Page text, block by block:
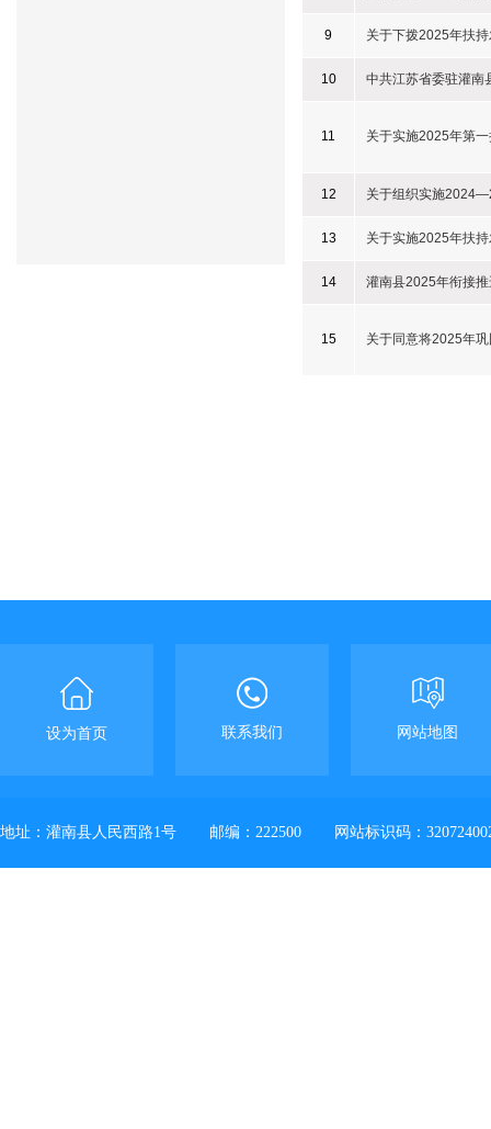
9 关于下拨2025年扶
10 中共江苏省委驻灌南
11 关于实施2025年第
12 关于组织实施
13 关于实施2025年扶
14 灌南县2025年衔接
15 关于同意将2025年
设为首页 联系我们 网站地图
地址：灌南县人民西路1号 邮编：222500 网站标识码：